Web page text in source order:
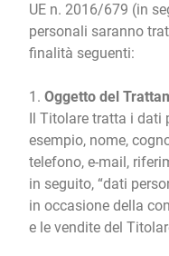
UE n. 2016/679 (in
personali saranno
finalità seguenti:
1. Oggetto del
Il Titolare tratta i dati
esempio, nome,
telefono, e-mail,
in seguito, “dati
in occasione della
e le vendite del